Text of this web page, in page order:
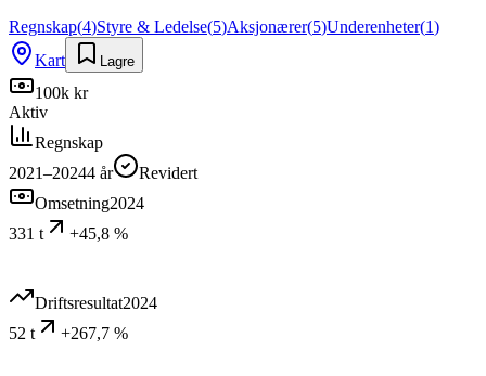
Regnskap(4)Styre & Ledelse(5)Aksjonærer(5)Underenheter(1)
Kart
Lagre
100k kr
Aktiv
Regnskap
2021–20244 år
Revidert
Omsetning2024
331 t
+45,8 %
Driftsresultat2024
52 t
+267,7 %